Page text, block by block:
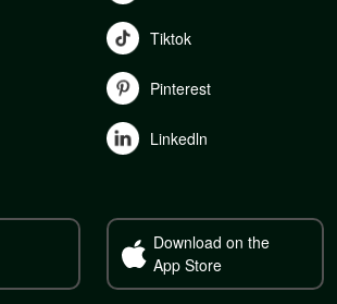
Tiktok
Pinterest
Linkedln
Download on the
App Store